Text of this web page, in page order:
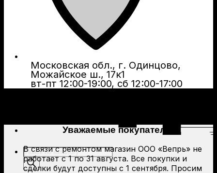
Московская обл., г. Одинцово,
Можайское ш., 17к1
вт-пт 12:00-19:00, сб 12:00-17:00
Поиск
товаров
Уважаемые покупатели!
В связи с ремонтом магазин ООО «Вепрь» не
работает с 1 по 31 августа. Все покупки и
сделки будут доступны с 1 сентября. Просим